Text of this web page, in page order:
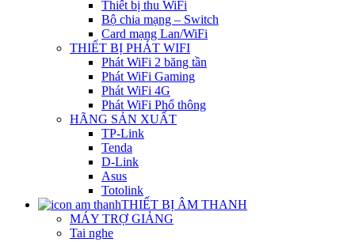
Thiết bị thu WiFi
Bộ chia mạng – Switch
Card mạng Lan/WiFi
THIẾT BỊ PHÁT WIFI
Phát WiFi 2 băng tần
Phát WiFi Gaming
Phát WiFi 4G
Phát WiFi Phổ thông
HÃNG SẢN XUẤT
TP-Link
Tenda
D-Link
Asus
Totolink
THIẾT BỊ ÂM THANH
MÁY TRỢ GIẢNG
Tai nghe